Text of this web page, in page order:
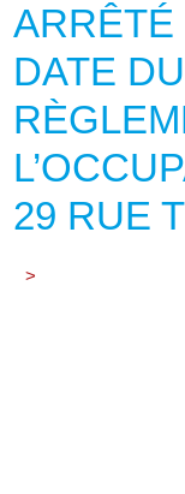
ARRÊTÉ
DATE
29 RUE
>